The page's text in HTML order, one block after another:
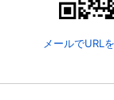
メールでURL